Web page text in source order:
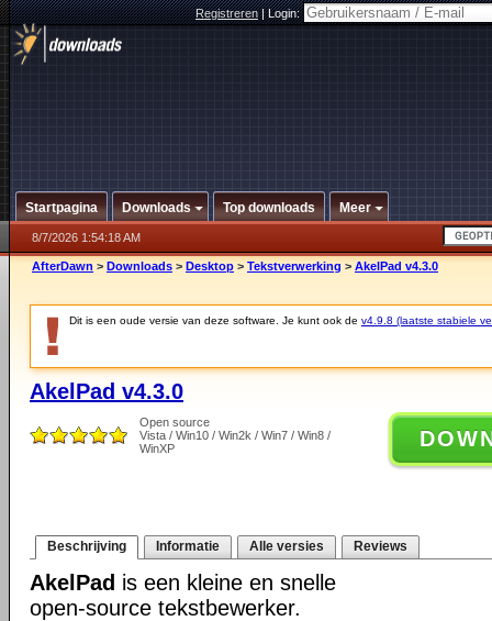
Registreren|Login:
Startpagina Downloads Top downloads Meer
8/7/2026 1:54:18 AM
AfterDawn > Downloads > Desktop > Tekstverwerking > AkelPad v4.3.0
Dit is een oude versie van deze software. Je kunt ook de v4.9.8 (laatste stabiele
AkelPad v4.3.0
Open source
Vista / Win10 / Win2k / Win7 / Win8 /
WinXP
Beschrijving Informatie Alle versies Reviews
AkelPad is een kleine en snelle
open-source tekstbewerker.